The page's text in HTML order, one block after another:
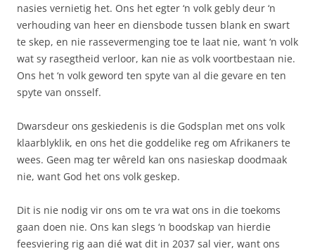
nasies vernietig het. Ons het egter ‘n volk gebly deur ‘n
verhouding van heer en diensbode tussen blank en swart
te skep, en nie rassevermenging toe te laat nie, want ‘n volk
wat sy rasegtheid verloor, kan nie as volk voortbestaan nie.
Ons het ‘n volk geword ten spyte van al die gevare en ten
spyte van onsself.
Dwarsdeur ons geskiedenis is die Godsplan met ons volk
klaarblyklik, en ons het die goddelike reg om Afrikaners te
wees. Geen mag ter wêreld kan ons nasieskap doodmaak
nie, want God het ons volk geskep.
Dit is nie nodig vir ons om te vra wat ons in die toekoms
gaan doen nie. Ons kan slegs ‘n boodskap van hierdie
feesviering rig aan dié wat dit in 2037 sal vier, want ons